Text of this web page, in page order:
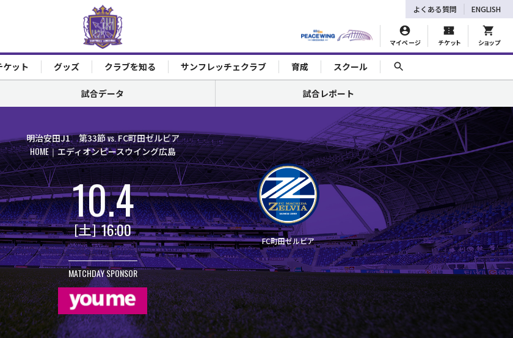
マイページ チケット ショップ
よくある質問 ENGLISH
ケット グッズ クラブを知る サンフレッチェクラブ 育成 スクール
試合データ 試合レポート
明治安田J1 第33節vs.FC町田ゼルビア
HOME エディオンピースウイング広島
10.4
土 16:00 FC町田ゼルビア
MATCHDAY SPONSOR